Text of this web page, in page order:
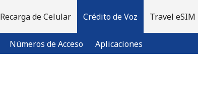
Recarga de Celular Crédito de Voz
Números de Acceso Aplicaciones
Travel eSIM